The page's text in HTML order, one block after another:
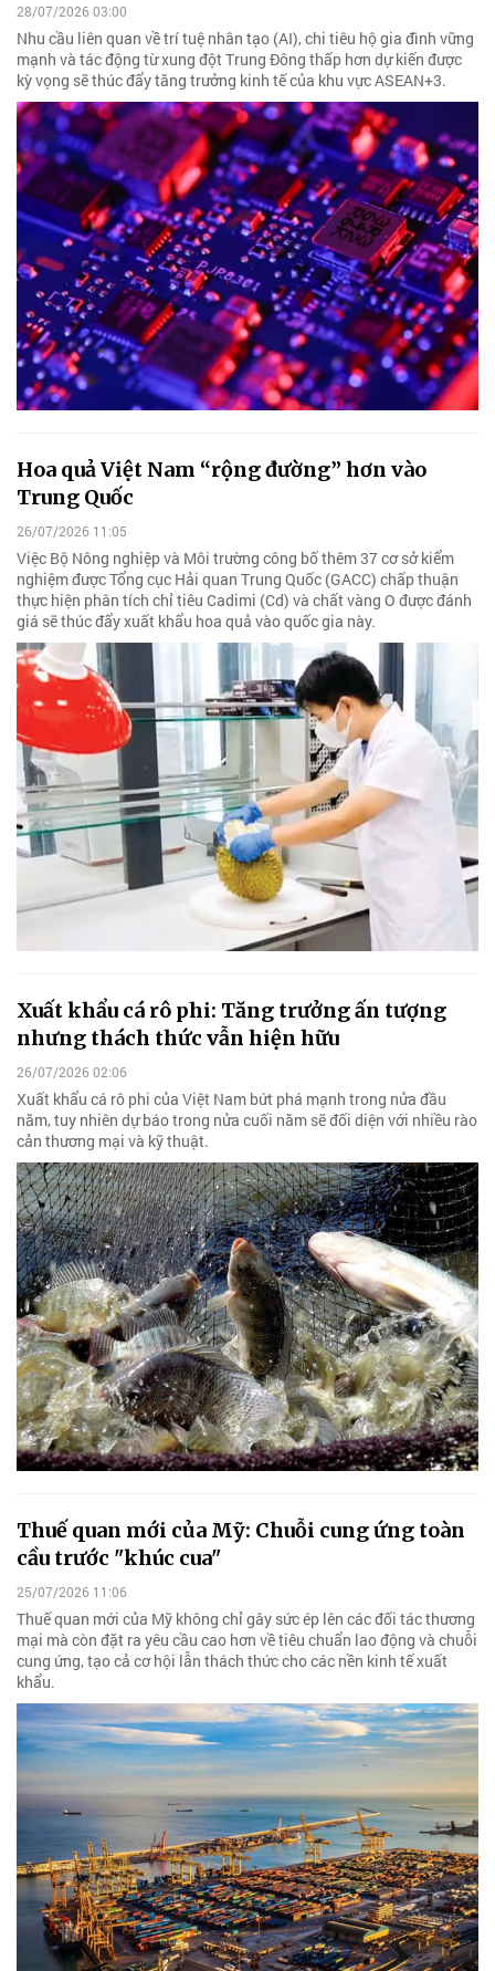
28/07/2026 03:00
Nhu cầu liên quan về trí tuệ nhân tạo (AI), chi tiêu hộ gia đình vững
mạnh và tác động từ xung đột Trung Đông thấp hơn dự kiến được
kỳ vọng sẽ thúc đẩy tăng trưởng kinh tế của khu vực ASEAN+3.
Hoa quả Việt Nam “rộng đường” hơn vào
Trung Quốc
26/07/2026 11:05
Việc Bộ Nông nghiệp và Môi trường công bố thêm 37 cơ sở kiểm
nghiệm được Tổng cục Hải quan Trung Quốc (GACC) chấp thuận
thực hiện phân tích chỉ tiêu Cadimi (Cd) và chất vàng O được đánh
giá sẽ thúc đẩy xuất khẩu hoa quả vào quốc gia này.
Xuất khẩu cá rô phi: Tăng trưởng ấn tượng
nhưng thách thức vẫn hiện hữu
26/07/2026 02:06
Xuất khẩu cá rô phi của Việt Nam bứt phá mạnh trong nửa đầu
năm, tuy nhiên dự báo trong nửa cuối năm sẽ đối diện với nhiều rào
cản thương mại và kỹ thuật.
Thuế quan mới của Mỹ: Chuỗi cung ứng toàn
cầu trước "khúc cua"
25/07/2026 11:06
Thuế quan mới của Mỹ không chỉ gây sức ép lên các đối tác thương
mại mà còn đặt ra yêu cầu cao hơn về tiêu chuẩn lao động và chuỗi
cung ứng, tạo cả cơ hội lẫn thách thức cho các nền kinh tế xuất
khẩu.